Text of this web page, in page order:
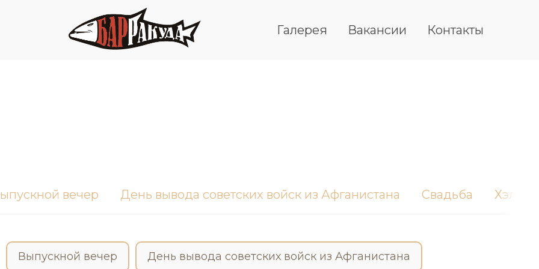
Галерея Вакансии Контакты
вечер День вывода советских войск из Афганистана Свадьба
Выпускной вечер День вывода советских войск из Афганистана